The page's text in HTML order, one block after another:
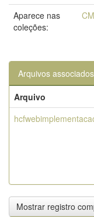
Aparece nas
coleções:
Arquivos
Arquivo
Mostrar registro